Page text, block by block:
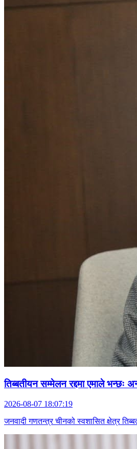
तिब्बतीयन सम्मेलन रद्दमा एमाले भन्छः
2026-08-07 18:07:19
जनवादी गणतन्त्र चीनको स्वशासित क्षेत्र